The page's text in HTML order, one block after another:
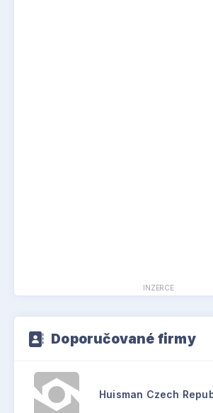
INZERCE
Doporučované firmy
Huisman Czech